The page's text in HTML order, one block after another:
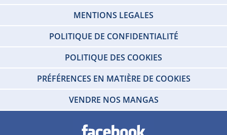
MENTIONS LEGALES
POLITIQUE DE CONFIDENTIALITÉ
POLITIQUE DES COOKIES
PRÉFÉRENCES EN MATIÈRE DE COOKIES
VENDRE NOS MANGAS